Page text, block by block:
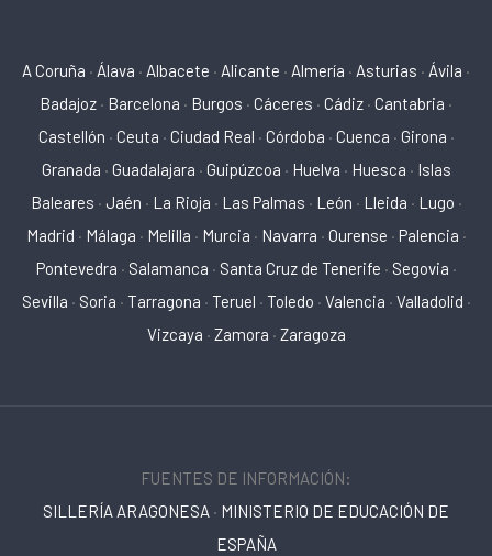
A Coruña · Álava · Albacete · Alicante · Almería · Asturias · Ávila ·
Badajoz · Barcelona · Burgos · Cáceres · Cádiz · Cantabria ·
Castellón · Ceuta · Ciudad Real · Córdoba · Cuenca · Girona ·
Granada · Guadalajara · Guipúzcoa · Huelva · Huesca · Islas
Baleares · Jaén · La Rioja · Las Palmas · León · Lleida · Lugo ·
Madrid · Málaga · Melilla · Murcia · Navarra · Ourense · Palencia ·
Pontevedra · Salamanca · Santa Cruz de Tenerife · Segovia ·
Sevilla · Soria · Tarragona · Teruel · Toledo · Valencia · Valladolid ·
Vizcaya · Zamora · Zaragoza
FUENTES DE INFORMACIÓN:
SILLERÍA ARAGONESA · MINISTERIO DE EDUCACIÓN DE
ESPAÑA